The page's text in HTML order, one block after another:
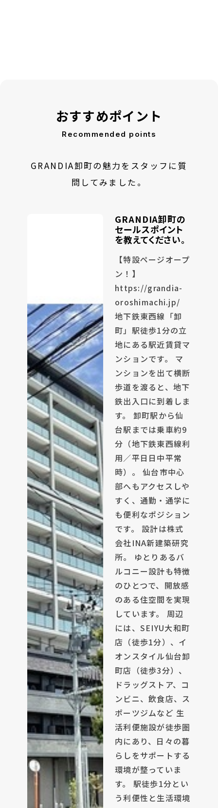
おすすめポイント
Recommended points
GRANDIA卸町の魅力をスタッフに質
問してみました。
GRANDIA卸町の
セールスポイント
を教えてください。
【特設ページオープ
ン！】
https://grandia-
oroshimachi.jp/
地下鉄東西線「卸
町」駅徒歩1分の立
地にある駅近賃貸マ
ンションです。 マ
ンションを出て横断
歩道を渡ると、地下
鉄出入口に到着しま
す。 卸町駅から仙
台駅までは乗車約9
分（地下鉄東西線利
用／平日日中平常
時）。 仙台市中心
部へもアクセスしや
すく、通勤・通学に
も便利なポジション
です。 設計は株式
会社INA新建築研究
所。 ゆとりあるバ
ルコニー設計も特徴
のひとつで、開放感
のある住空間を実現
しています。 周辺
には、SEIYU大和町
店（徒歩1分）、イ
オンスタイル仙台卸
町店（徒歩3分）、
ドラッグストア、コ
ンビニ、飲食店、ス
ポーツジムなど 生
活利便施設が徒歩圏
内にあり、日々の暮
らしをサポートする
環境が整っていま
す。 駅徒歩1分とい
う利便性と生活環境